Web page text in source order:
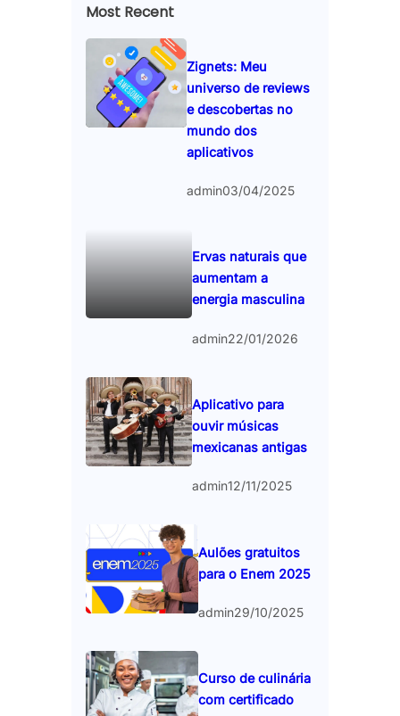
Most Recent
Zignets: Meu
universo de reviews
e descobertas no
mundo dos
aplicativos
admin03/04/2025
Ervas naturais que
aumentam a
energia masculina
admin22/01/2026
Aplicativo para
ouvir músicas
mexicanas antigas
admin12/11/2025
Aulões gratuitos
para o Enem 2025
admin29/10/2025
Curso de culinária
com certificado